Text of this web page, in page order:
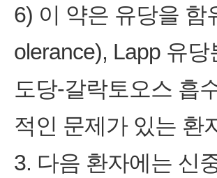
6) 이 약은 유당을 함
olerance), Lapp 유
도당‑갈락토오스 흡
적인 문제가 있는 환
3. 다음 환자에는 신